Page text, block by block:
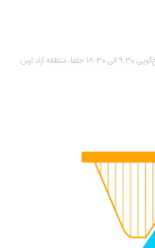
ساعت پاسخ‌گویی ۹:۳۰ الی ۱۸:۳۰ جلفا، منطقه آزاد ارس،